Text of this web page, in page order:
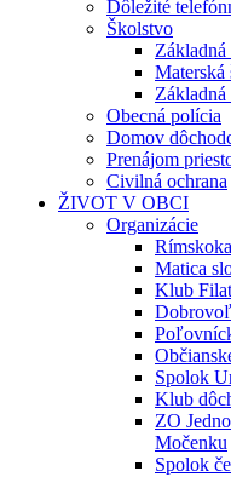
Dôležité
Školstvo
Základná
Materská
Základná
Obecná polícia
Domov
Prenájom
Civilná ochrana
ŽIVOT V OBCI
Organizácie
Matica
Klub
Spolok
Klub
ZO
Močenku
Spolok